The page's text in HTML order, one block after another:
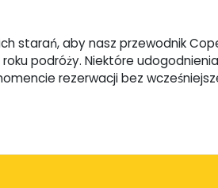
starań, aby nasz przewodnik
podróży. Niektóre
rezerwacji bez